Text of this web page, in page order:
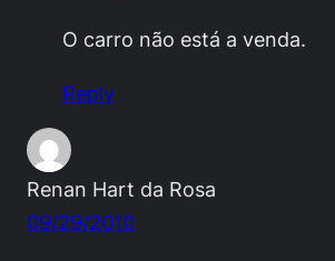
O carro não está a venda.
Reply
Renan Hart da Rosa
09/29/2010